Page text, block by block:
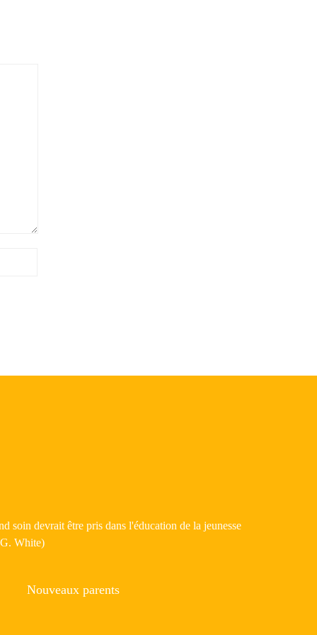
soin devrait être pris dans l'éducation de la jeunesse
White)
Nouveaux parents